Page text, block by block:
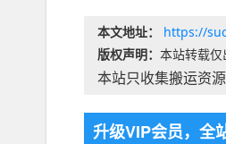
本文地址：
https://
版权声明： 本站转载仅
本站只收集搬运资源
升级VIP会员，全